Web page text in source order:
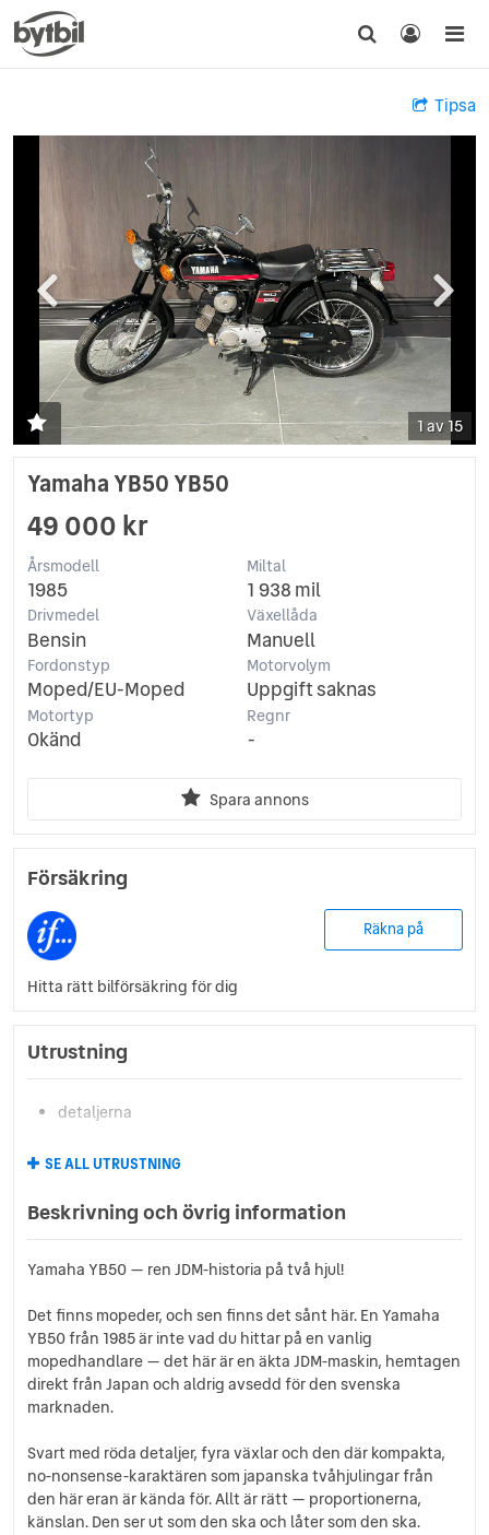
Tipsa
1 av 15
Yamaha YB50 YB50
49 000 kr
Årsmodell
1985
Miltal
1 938 mil
Drivmedel
Bensin
Växellåda
Manuell
Fordonstyp
Moped/EU-Moped
Motorvolym
Uppgift saknas
Motortyp
Okänd
Regnr
-
Spara annons
Försäkring
Räkna på
Hitta rätt bilförsäkring för dig
Utrustning
detaljerna
SE ALL UTRUSTNING
Beskrivning och övrig information
Yamaha YB50 — ren JDM-historia på två hjul!
Det finns mopeder, och sen finns det sånt här. En Yamaha
YB50 från 1985 är inte vad du hittar på en vanlig
mopedhandlare — det här är en äkta JDM-maskin, hemtagen
direkt från Japan och aldrig avsedd för den svenska
marknaden.
Svart med röda detaljer, fyra växlar och den där kompakta,
no-nonsense-karaktären som japanska tvåhjulingar från
den här eran är kända för. Allt är rätt — proportionerna,
känslan. Den ser ut som den ska och låter som den ska.